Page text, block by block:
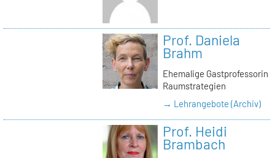
Prof. Daniela
Brahm
Ehemalige Gastprofessorin
Raumstrategien
→ Lehrangebote (Archiv)
Prof. Heidi
Brambach